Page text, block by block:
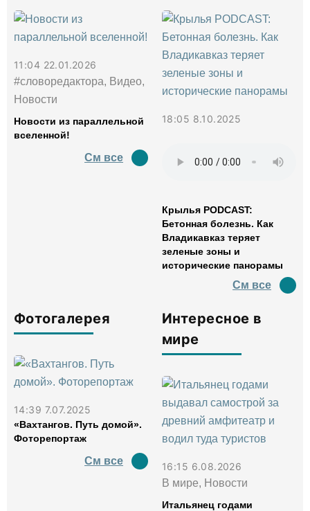
11:04 22.01.2026
#словоредактора, Видео,
Новости
Новости из параллельной
вселенной!
См все
18:05 8.10.2025
Крылья PODCAST:
Бетонная болезнь. Как
Владикавказ теряет
зеленые зоны и
исторические панорамы
См все
Фотогалерея
14:39 7.07.2025
«Вахтангов. Путь домой».
Фоторепортаж
См все
Интересное в
мире
16:15 6.08.2026
В мире, Новости
Итальянец годами